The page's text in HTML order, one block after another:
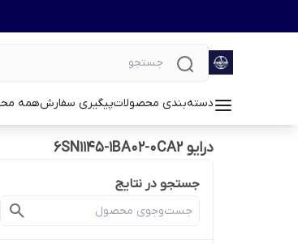
دسته‌بندی محصولاتپیگیری سفارشهمه
درایو 6SN1145-1BA02-0CA2
جستجو در نتایج